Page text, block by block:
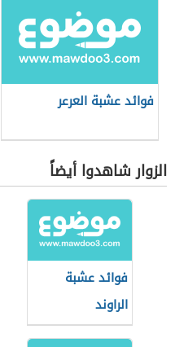
فوائد عشبة العرعر
الزوار شاهدوا أيضاً
فوائد عشبة
الراوند